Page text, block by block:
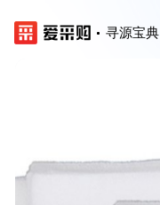
寻源宝典